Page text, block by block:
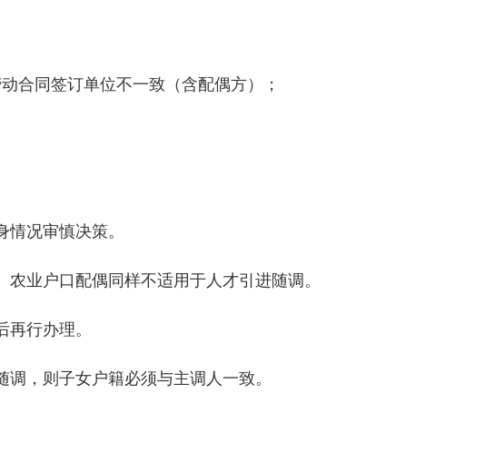
同签订单位不一致（含配偶方）；
况审慎决策。
业户口配偶同样不适用于人才引进随调。
行办理。
，则子女户籍必须与主调人一致。